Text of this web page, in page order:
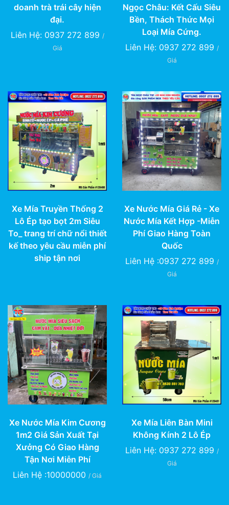
doanh trà trái cây hiện
đại.
Liên Hệ: 0937 272 899 /
Giá
Ngọc Châu: Kết Cấu Siêu
Bền, Thách Thức Mọi
Loại Mía Cứng.
Liên Hệ: 0937 272 899 /
Giá
Xe Mía Truyền Thống 2
Lô Ép tạo bọt 2m Siêu
To_ trang trí chữ nổi thiết
kế theo yêu cầu miễn phí
ship tận nơi
Xe Nước Mía Giá Rẻ - Xe
Nước Mía Kết Hợp -Miễn
Phí Giao Hàng Toàn
Quốc
Liên Hệ :0937 272 899 /
Giá
Xe Nước Mía Kim Cương
1m2 Giá Sản Xuất Tại
Xưởng Có Giao Hàng
Tận Nơi Miễn Phí
Liên Hệ :10000000 / Giá
Xe Mía Liên Bàn Mini
Không Kính 2 Lô Ép
Liên Hệ: 0937 272 899 /
Giá